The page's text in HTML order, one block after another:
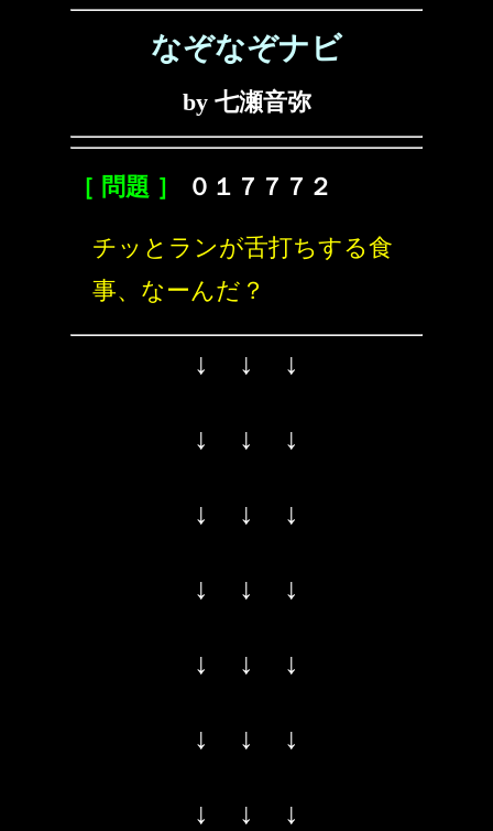
なぞなぞナビ
by 七瀬音弥
［ 問題 ］ ０１７７７２
チッとランが舌打ちする食
事、なーんだ？
↓ ↓ ↓
↓ ↓ ↓
↓ ↓ ↓
↓ ↓ ↓
↓ ↓ ↓
↓ ↓ ↓
↓ ↓ ↓